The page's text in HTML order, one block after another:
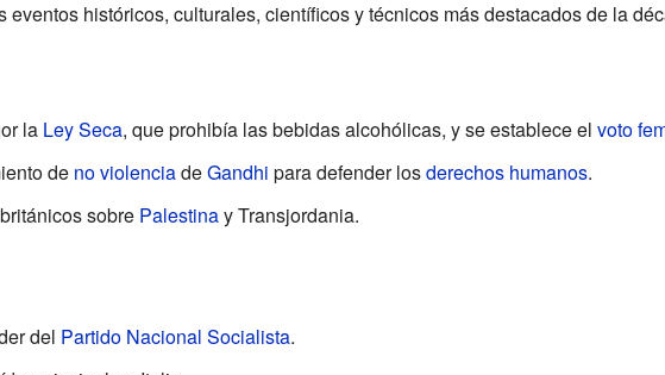
eventos históricos, culturales, científicos y técnicos más destacados de la
la Ley Seca, que prohibía las bebidas alcohólicas, y se establece el voto
de no violenciadeGandhi para defender losderechos humanos.
sobre Palestinay Transjordania.
del Partido Nacional Socialista.